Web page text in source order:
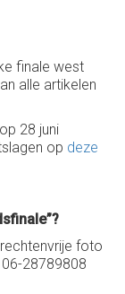
finale west
alle artikelen
28 juni
op deze
foto
28789808